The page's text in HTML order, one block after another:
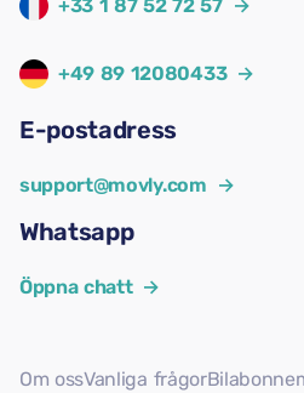
+33 1 87 52 72 57 →
+49 89 12080433 →
E-postadress
support@movly.com →
Whatsapp
Öppna chatt →
Om ossVanliga frågor